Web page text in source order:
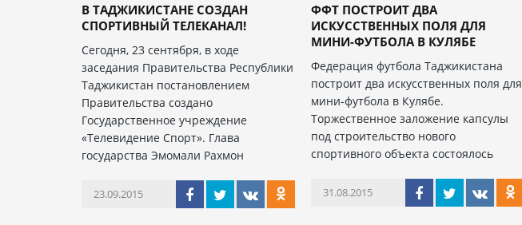
В ТАДЖИКИСТАНЕ СОЗДАН
СПОРТИВНЫЙ ТЕЛЕКАНАЛ!
Сегодня, 23 сентября, в ходе
заседания Правительства Республики
Таджикистан постановлением
Правительства создано
Государственное учреждение
«Телевидение Спорт». Глава
государства Эмомали Рахмон
23.09.2015
ФФТ ПОСТРОИТ ДВА
ИСКУССТВЕННЫХ ПОЛЯ ДЛЯ
МИНИ-ФУТБОЛА В КУЛЯБЕ
Федерация футбола Таджикистана
построит два искусственных поля для
мини-футбола в Кулябе.
Торжественное заложение капсулы
под строительство нового
спортивного объекта состоялось
31.08.2015